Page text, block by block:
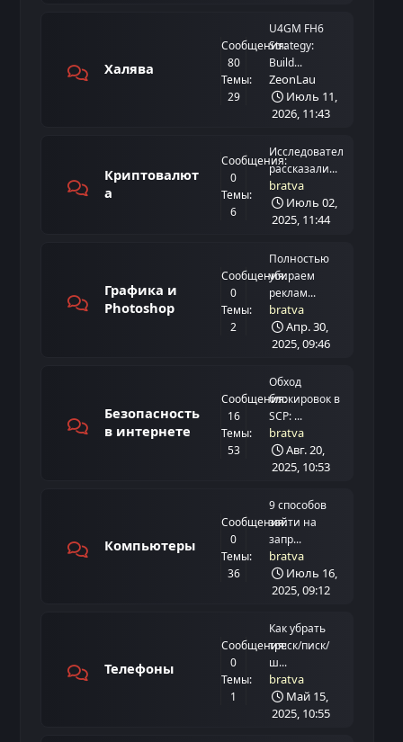
Халява
Сообщения:
80
Темы:
29
U4GM FH6
Strategy:
Build...
ZeonLau
Июль 11,
2026, 11:43
Криптовалют
а
Сообщения:
0
Темы:
6
Исследователи
рассказали...
bratva
Июль 02,
2025, 11:44
Графика и
Photoshop
Сообщения:
0
Темы:
2
Полностью
убираем
реклам...
bratva
Апр. 30,
2025, 09:46
Безопасность
в интернете
Сообщения:
16
Темы:
53
Обход
блокировок в
SCP: ...
bratva
Авг. 20,
2025, 10:53
Компьютеры
Сообщения:
0
Темы:
36
9 способов
зайти на
запр...
bratva
Июль 16,
2025, 09:12
Телефоны
Сообщения:
0
Темы:
1
Как убрать
треск/писк/
ш...
bratva
Май 15,
2025, 10:55